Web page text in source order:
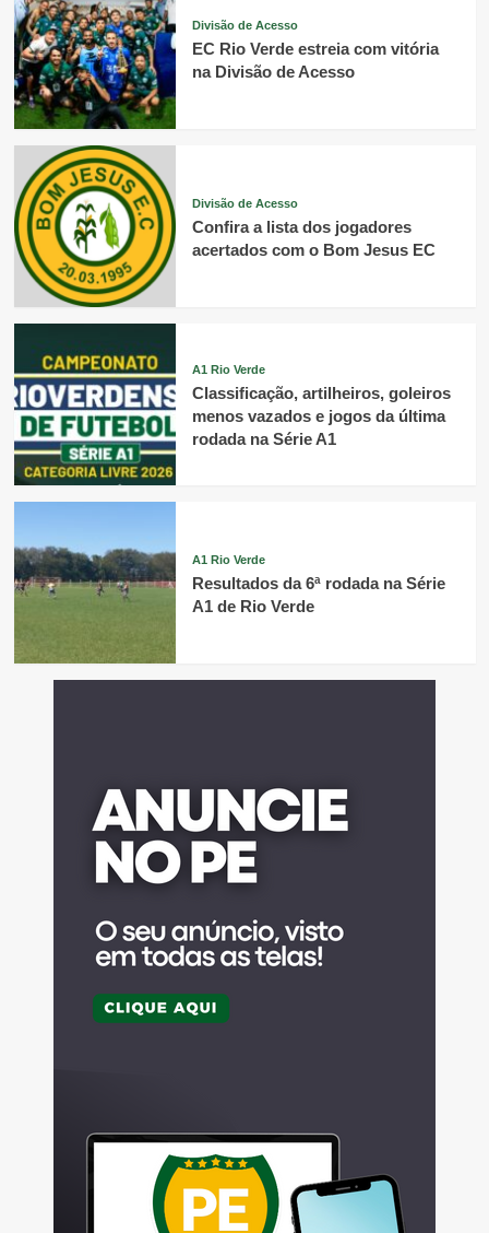
Divisão de Acesso
EC Rio Verde estreia com vitória
na Divisão de Acesso
Divisão de Acesso
Confira a lista dos jogadores
acertados com o Bom Jesus EC
A1 Rio Verde
Classificação, artilheiros, goleiros
menos vazados e jogos da última
rodada na Série A1
A1 Rio Verde
Resultados da 6ª rodada na Série
A1 de Rio Verde